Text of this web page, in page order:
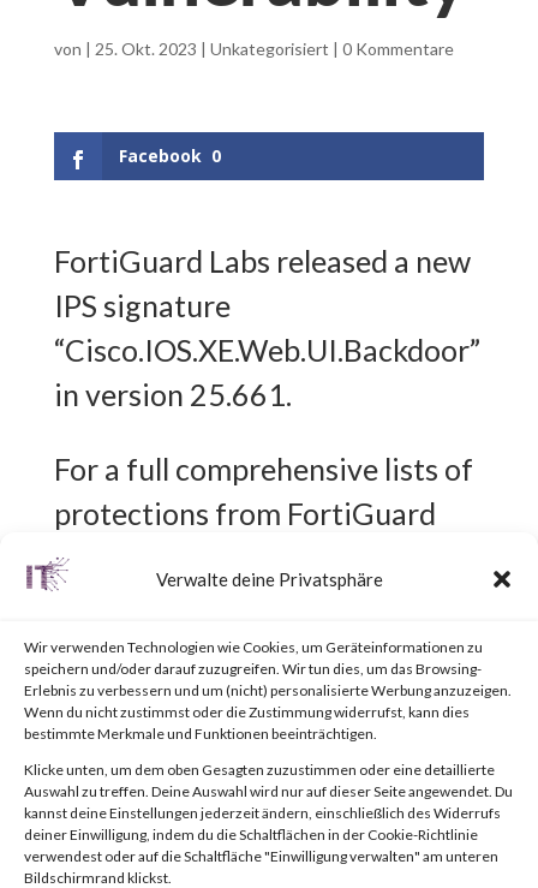
Verwalte deine Privatsphäre
Wir verwenden Technologien wie Cookies, um Geräteinformationen zu
speichern und/oder darauf zuzugreifen. Wir tun dies, um das Browsing-
Erlebnis zu verbessern und um (nicht) personalisierte Werbung anzuzeigen.
Wenn du nicht zustimmst oder die Zustimmung widerrufst, kann dies
bestimmte Merkmale und Funktionen beeinträchtigen.
Klicke unten, um dem oben Gesagten zuzustimmen oder eine detaillierte
Auswahl zu treffen. Deine Auswahl wird nur auf dieser Seite angewendet. Du
kannst deine Einstellungen jederzeit ändern, einschließlich des Widerrufs
deiner Einwilligung, indem du die Schaltflächen in der Cookie-Richtlinie
verwendest oder auf die Schaltfläche "Einwilligung verwalten" am unteren
Bildschirmrand klickst.
von | 25. Okt. 2023 | Unkategorisiert | 0 Kommentare
Facebook 0
FortiGuard Labs released a new
IPS signature
“Cisco.IOS.XE.Web.UI.Backdoor”
in version 25.661.
For a full comprehensive lists of
protections from FortiGuard
Labs, please visit the Outbreak
Alert page for further details.
What is
Cisco IOS XE Web UI?
Cisco IOS XE is the
internetworking operating
system used by the Next-